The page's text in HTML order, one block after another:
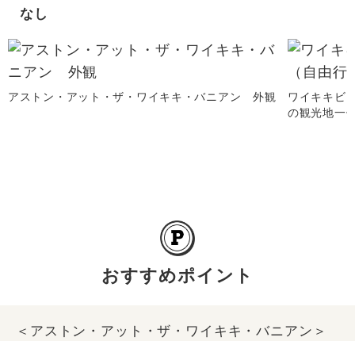
なし
アストン・アット・ザ・ワイキキ・バニアン 外観
ワイキキビ
の観光地一
おすすめポイント
＜アストン・アット・ザ・ワイキキ・バニアン＞